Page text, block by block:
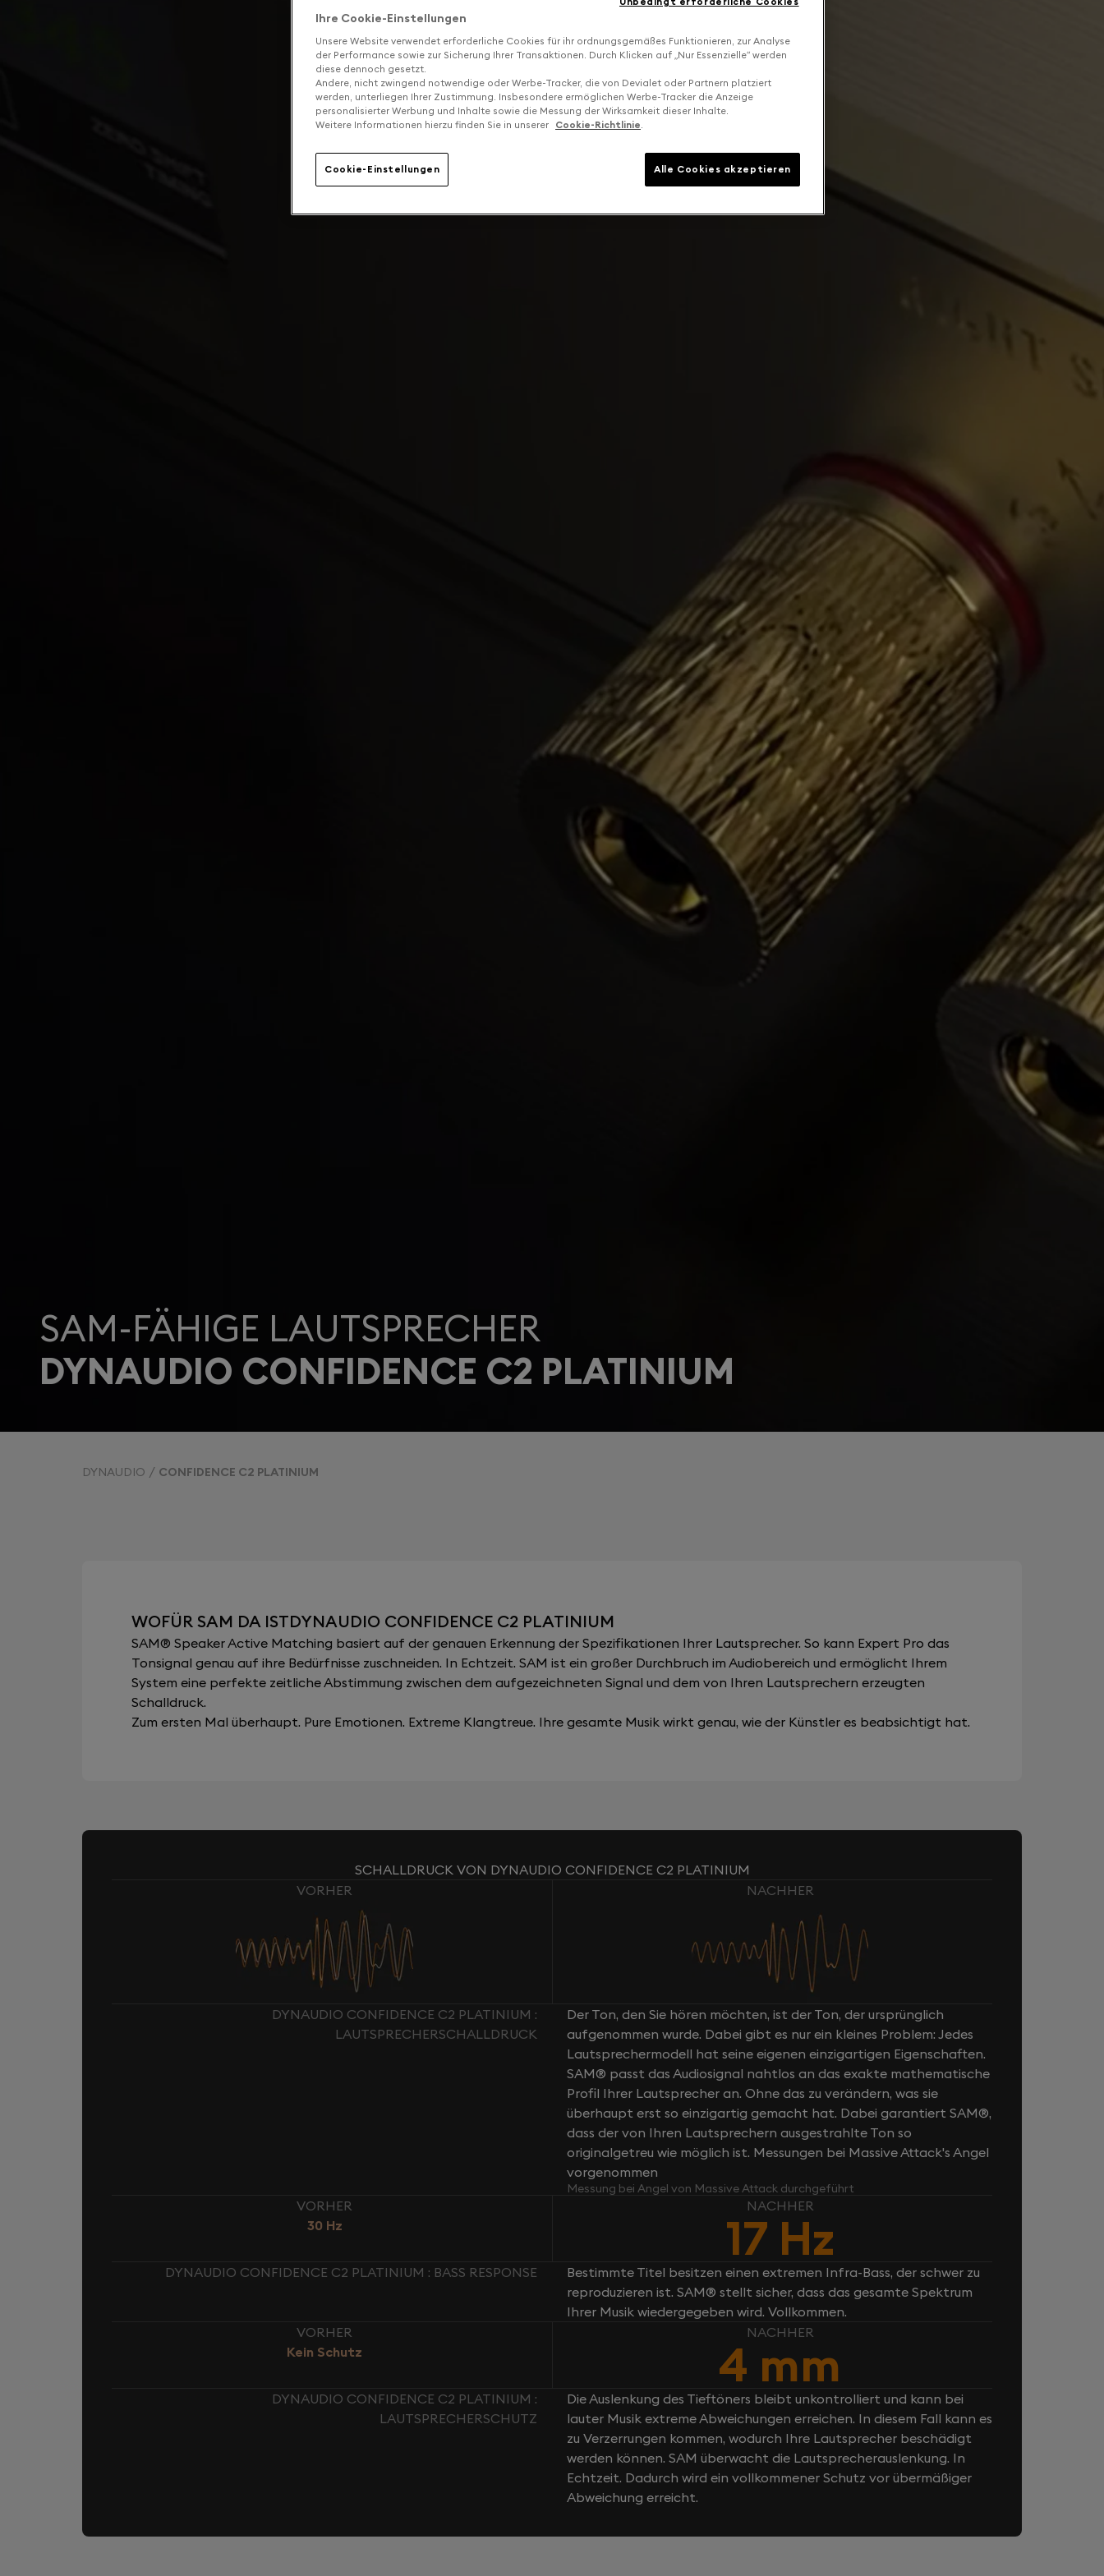
SAM-FÄHIGE LAUTSPRECHER
DYNAUDIO CONFIDENCE C2 PLATINIUM
DYNAUDIO CONFIDENCE C2 PLATINIUM
WOFÜR SAM DA ISTDYNAUDIO CONFIDENCE C2 PLATINIUM
SAM® Speaker Active Matching basiert auf der genauen Erkennung der Spezifikationen Ihrer Lautsprecher. So kann Expert Pro das
Tonsignal genau auf ihre Bedürfnisse zuschneiden. In Echtzeit. SAM ist ein großer Durchbruch im Audiobereich und ermöglicht Ihrem
System eine perfekte zeitliche Abstimmung zwischen dem aufgezeichneten Signal und dem von Ihren Lautsprechern erzeugten
Schalldruck.
Zum ersten Mal überhaupt. Pure Emotionen. Extreme Klangtreue. Ihre gesamte Musik wirkt genau, wie der Künstler es beabsichtigt hat.
SCHALLDRUCK VON DYNAUDIO CONFIDENCE C2 PLATINIUM
VORHER
NACHHER
DYNAUDIO CONFIDENCE C2 PLATINIUM :
LAUTSPRECHERSCHALLDRUCK
Der Ton, den Sie hören möchten, ist der Ton, der ursprünglich
aufgenommen wurde. Dabei gibt es nur ein kleines Problem: Jedes
Lautsprechermodell hat seine eigenen einzigartigen Eigenschaften.
SAM® passt das Audiosignal nahtlos an das exakte mathematische
Profil Ihrer Lautsprecher an. Ohne das zu verändern, was sie
überhaupt erst so einzigartig gemacht hat. Dabei garantiert SAM®,
dass der von Ihren Lautsprechern ausgestrahlte Ton so
originalgetreu wie möglich ist. Messungen bei Massive Attack's Angel
vorgenommen
Messung bei Angel von Massive Attack durchgeführt
VORHER
30 Hz
NACHHER
17 Hz
DYNAUDIO CONFIDENCE C2 PLATINIUM : BASS RESPONSE
Bestimmte Titel besitzen einen extremen Infra-Bass, der schwer zu
reproduzieren ist. SAM® stellt sicher, dass das gesamte Spektrum
Ihrer Musik wiedergegeben wird. Vollkommen.
VORHER
Kein Schutz
NACHHER
4 mm
DYNAUDIO CONFIDENCE C2 PLATINIUM :
LAUTSPRECHERSCHUTZ
Die Auslenkung des Tieftöners bleibt unkontrolliert und kann bei
lauter Musik extreme Abweichungen erreichen. In diesem Fall kann es
zu Verzerrungen kommen, wodurch Ihre Lautsprecher beschädigt
werden können. SAM überwacht die Lautsprecherauslenkung. In
Echtzeit. Dadurch wird ein vollkommener Schutz vor übermäßiger
Abweichung erreicht.
Ihre Cookie-Einstellungen
Unsere Website verwendet erforderliche Cookies für ihr ordnungsgemäßes Funktionieren, zur Analyse
der Performance sowie zur Sicherung Ihrer Transaktionen. Durch Klicken auf „Nur Essenzielle“ werden
diese dennoch gesetzt.
Andere, nicht zwingend notwendige oder Werbe-Tracker, die von Devialet oder Partnern platziert
werden, unterliegen Ihrer Zustimmung. Insbesondere ermöglichen Werbe-Tracker die Anzeige
personalisierter Werbung und Inhalte sowie die Messung der Wirksamkeit dieser Inhalte.
Weitere Informationen hierzu finden Sie in unserer
Cookie-Richtlinie
Cookie-Einstellungen Alle Cookies akzeptieren